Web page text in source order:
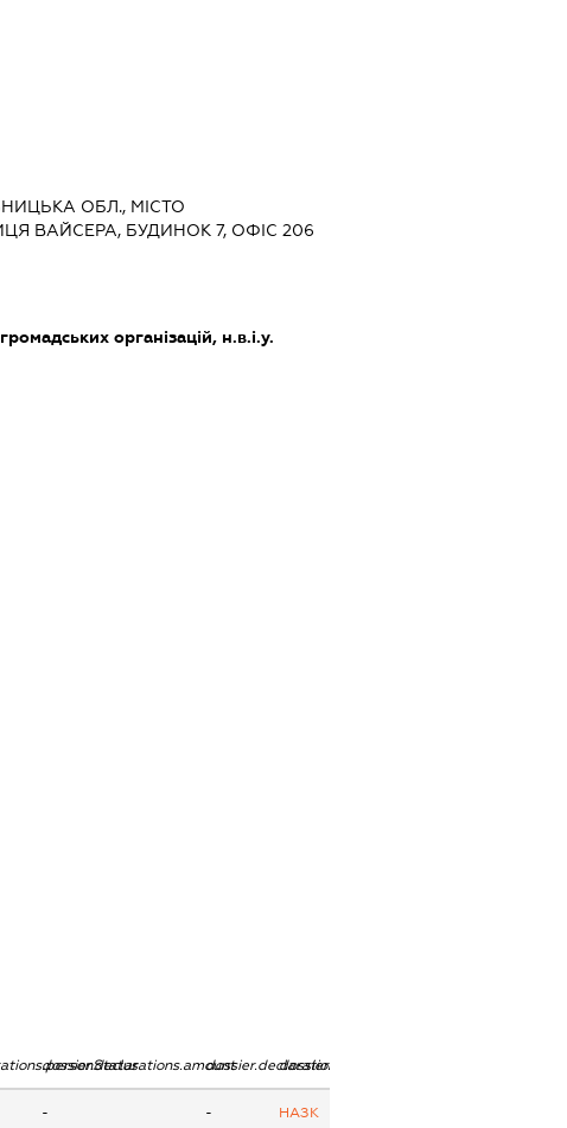
ОБЛ., МІСТО
ВАЙСЕРА, БУДИНОК 7, ОФІС 206
організацій, н.в.і.у.
dossier.declarations.amountdossier.declarations.currency
dossier.declarations.source
- - НАЗК